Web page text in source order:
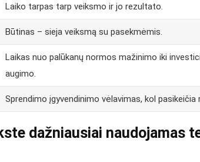
Laiko tarpas tarp veiksmo ir jo rezultato.
Būtinas – sieja veiksmą su pasekmėmis.
Laikas nuo palūkanų normos mažinimo iki
augimo.
Sprendimo įgyvendinimo vėlavimas, kol pasikeičia
dažniausiai naudojamas